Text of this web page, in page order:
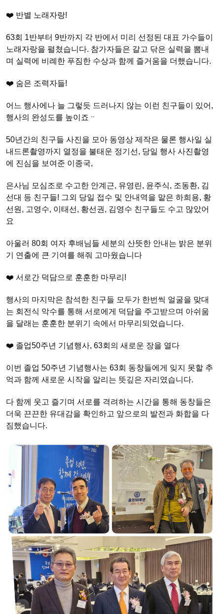
❤️ 반별 노래자랑!
63회 1반부터 9반까지 각 반에서 미리 선정된 대표 가수들이
노래자랑을 펼쳤습니다. 참가자들은 갈고 닦은 실력을 뽐내
며 실력에 비례한 푸짐한 수상과 함께 즐거움을 더했습니다.
❤️ 숨은 조력자들!
어느 행사에나 늘 그렇듯 드러나지 않는 이런 친구들이 있어,
행사의 완성도를 높이죠ᆢ
50년간의 친구들 사진을 모아 동영상 제작은 물론 행사일 실
내드론촬영까지 열정을 불태운 정기선, 당일 행사 사진촬영
에 진심을 보여준 이종국,
은사님 모심조로 수고한 안계근, 유영린, 윤주식, 조동환, 김
선대 등 친구들! 그외 당일 접수 및 안내역을 맡은 하희용, 황
선원, 고영수, 이태선, 황선권, 김영수 친구들도 수고 많았어
요
아울러 80회 여자 후배님들 세분의 산뜻한 안내는 밝은 분위
기 연출에 큰 기여를 해줘 고마웠습니다
❤️ 서로간 덕담으로 훈훈한 마무리!
행사의 마지막은 참석한 친구들 모두가 한번씩 얼굴을 맞대
는 회전식 악수를 통해 서로에게 덕담을 주고받으며 아쉬움
을 달래는 훈훈한 분위기 속에서 마무리되었습니다.
❤️ 졸업50주년 기념행사, 63회의 새로운 장을 열다
이번 졸업 50주년 기념행사는 63회 동창들에게 잊지 못할 추
억과 함께 새로운 시작을 알리는 뜻깊은 자리였습니다.
다 함께 웃고 즐기며 서로를 격려하는 시간을 통해 동창들은
더욱 끈끈한 유대감을 확인하고 앞으로의 발전과 화합을 다
짐했습니다.